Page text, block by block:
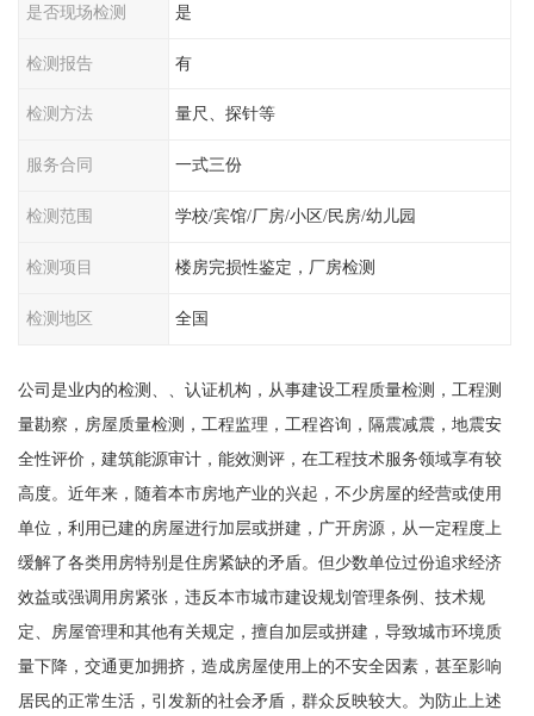
是否现场检测 是
检测报告 有
检测方法 量尺、探针等
服务合同 一式三份
检测范围 学校/宾馆/厂房/小区/民房/幼儿园
检测项目 楼房完损性鉴定，厂房检测
检测地区 全国
公司是业内的检测、、认证机构，从事建设工程质量检测，工程测
量勘察，房屋质量检测，工程监理，工程咨询，隔震减震，地震安
全性评价，建筑能源审计，能效测评，在工程技术服务领域享有较
高度。近年来，随着本市房地产业的兴起，不少房屋的经营或使用
单位，利用已建的房屋进行加层或拼建，广开房源，从一定程度上
缓解了各类用房特别是住房紧缺的矛盾。但少数单位过份追求经济
效益或强调用房紧张，违反本市城市建设规划管理条例、技术规
定、房屋管理和其他有关规定，擅自加层或拼建，导致城市环境质
量下降，交通更加拥挤，造成房屋使用上的不安全因素，甚至影响
居民的正常生活，引发新的社会矛盾，群众反映较大。为防止上述